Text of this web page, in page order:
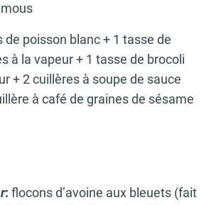
de poisson blanc + 1 tasse de
à la vapeur + 1 tasse de brocoli
+ 2 cuillères à soupe de sauce
à café de graines de sésame
: flocons d’avoine aux bleuets (fait